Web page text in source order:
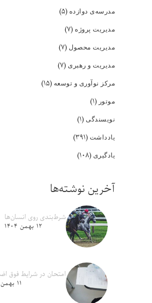
مدرسه‌ی دوازده (۵)
مدیریت پروژه (۷)
مدیریت محصول (۷)
مدیریت و رهبری (۷)
مرکز نوآوری و توسعه (۱۵)
موتور (۱)
نویسندگی (۱)
یادداشت (۳۹۱)
یادگیری (۱۰۸)
آخرین نوشته‌ها
شرط‌بندی روی انسان‌ها
۱۲ بهمن ۱۴۰۴
امتحان در شرایط فوق
۱۱ بهمن ۱۴۰۴